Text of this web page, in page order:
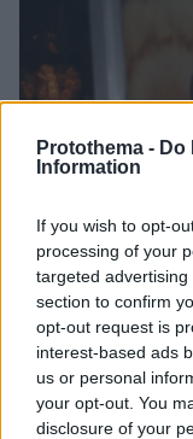
Protothema - Do
Information
If you wish to opt-
processing of your
targeted
section to confirm
opt-out request is
interest-based ads
us or personal
your opt-out. You
disclosure of your